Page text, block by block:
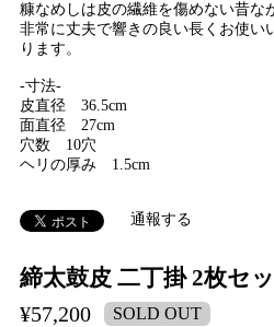
締太鼓皮 二丁掛 2枚セ
¥57,200 SOLD OUT
糠なめしは皮の繊維を傷めない昔な
非常に丈夫で響きの良い長くお使い
ります。
-寸法-
皮直径 36.5cm
面直径 27cm
穴数 10穴
ヘリの厚み 1.5cm
通報する